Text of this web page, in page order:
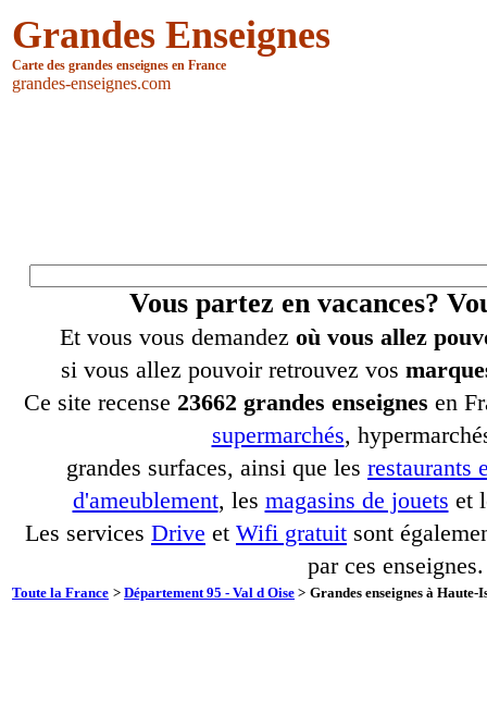
Grandes Enseignes
Carte des grandes enseignes en France
grandes-enseignes.com
Vous partez en vacances?
Et vous vous demandez où vous allez
si vous allez pouvoir retrouvez vos
Ce site recense 23662 grandes enseignes en
supermarchés,
grandes surfaces, ainsi que les restaurants
d'ameublement, les magasins de jouets et
Les services Drive et Wifi gratuit sont
par ces enseignes.
Toute la France > Département 95 - Val d Oise > Grandes enseignes à Haute-